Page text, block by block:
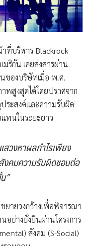
ที่บริหาร Blackrock
ริกัน เคยส่งสารผ่าน
ของบริษัทเมื่อ พ.ศ.
พสูงสุดได้โดยปราศจาก
ะสงค์และความรับผิด
ทนในระยะยาว
สวงหาผลกำไรเพียง
งคมความรับผิดชอบต่อ
”
ยายวงกว้างเพื่อพิจารณา
อย่างยั่งยืนผ่านโครงการ
สังคม (S-Social)